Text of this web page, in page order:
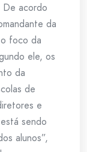
De acordo
da
foco da
ele, os
da
de
e
sendo
alunos”,